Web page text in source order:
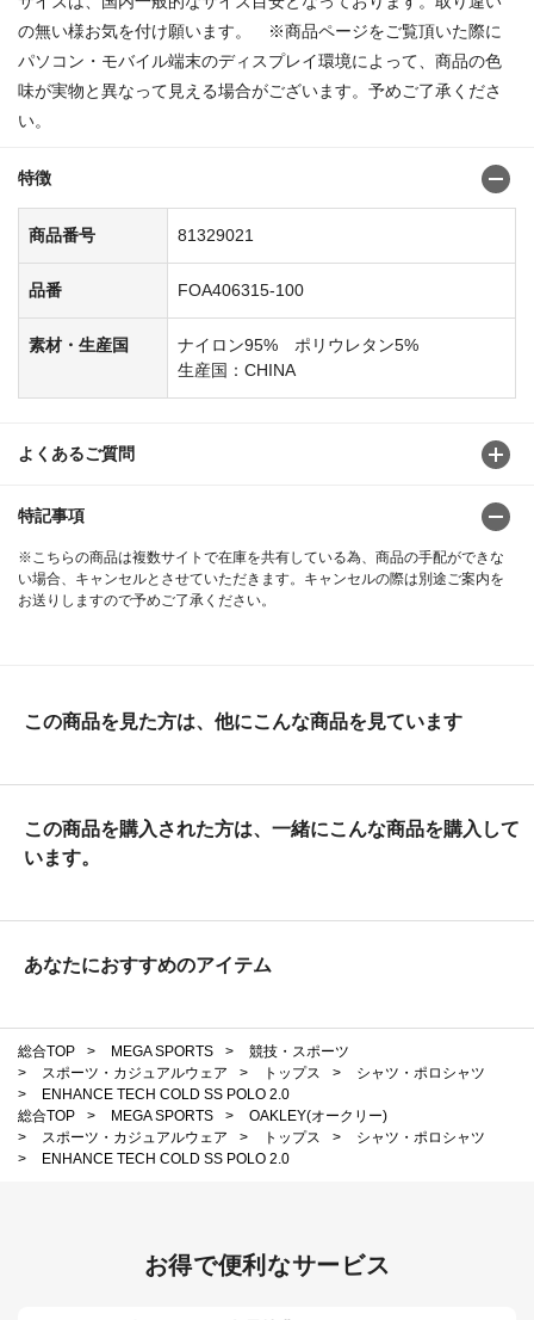
の無い様お気を付け願います。 ※商品ページをご覧頂いた際に
パソコン・モバイル端末のディスプレイ環境によって、商品の色
味が実物と異なって見える場合がございます。予めご了承くださ
い。
特徴
商品番号 81329021
品番 FOA406315-100
素材・生産国
ナイロン95% ポリウレタン5%
生産国：CHINA
よくあるご質問
特記事項
※こちらの商品は複数サイトで在庫を共有している為、商品の手配ができな
い場合、キャンセルとさせていただきます。キャンセルの際は別途ご案内を
お送りしますので予めご了承ください。
この商品を見た方は、他にこんな商品を見ています
この商品を購入された方は、一緒にこんな商品を購入して
います。
あなたにおすすめのアイテム
総合TOP > MEGA SPORTS >
競技・スポーツ
>
スポーツ・カジュアルウェア > トップス >
シャツ・ポロシャツ
>
ENHANCE TECH COLD SS POLO 2.0
総合TOP
> MEGA SPORTS >
OAKLEY(オークリー)
>
スポーツ・カジュアルウェア > トップス >
シャツ・ポロシャツ
>
ENHANCE TECH COLD SS POLO 2.0
お得で便利なサービス